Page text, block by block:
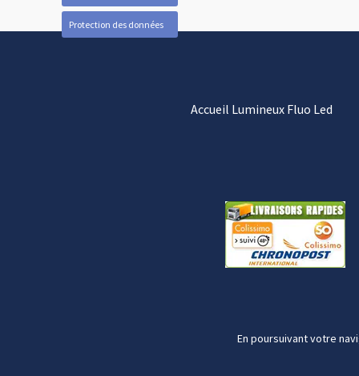
Protection des données
Accueil Lumineux Fluo Led
En poursuivant votre